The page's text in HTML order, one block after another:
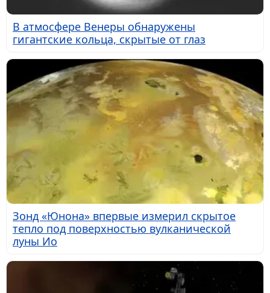
В атмосфере Венеры обнаружены
гигантские кольца, скрытые от глаз
Зонд «Юнона» впервые измерил скрытое
тепло под поверхностью вулканической
луны Ио